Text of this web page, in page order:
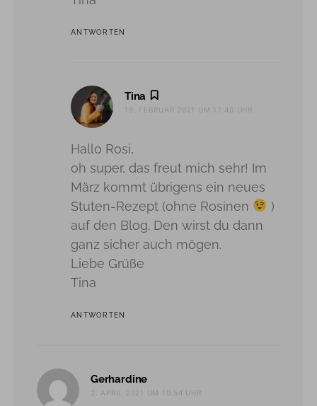
ANTWORTEN
Tina
19. FEBRUAR 2021 UM 17:40 UHR
Hallo Rosi,
oh super, das freut mich sehr! Im
März kommt übrigens ein neues
Stuten-Rezept (ohne Rosinen
)
auf den Blog. Den wirst du dann
ganz sicher auch mögen.
Liebe Grüße
Tina
ANTWORTEN
Gerhardine
2. APRIL 2021 UM 10:54 UHR